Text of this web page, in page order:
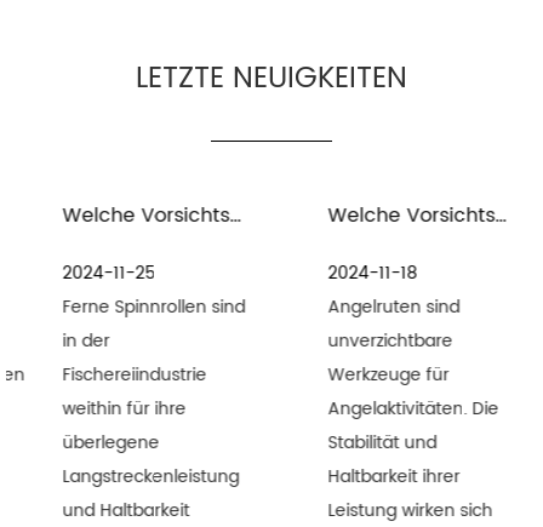
LETZTE NEUIGKEITEN
Welche Vorsichtsmaßnahmen gelten für die Wartung und Pflege entfernter Spinnrollen in Meerwasserumgebungen?
2024-11-25
Ferne Spinnrollen sind
in der
Fischereiindustrie
weithin für ihre
überlegene
Langstreckenleistung
und Haltbarkeit
Welche Vorsichtsmaßnahmen sind für die Wartung von Angelausrüstung und Angelruten zu beachten?
2024-11-18
Angelruten sind
unverzichtbare
Werkzeuge für
Angelaktivitäten. Die
Stabilität und
Haltbarkeit ihrer
Leistung wirken sich